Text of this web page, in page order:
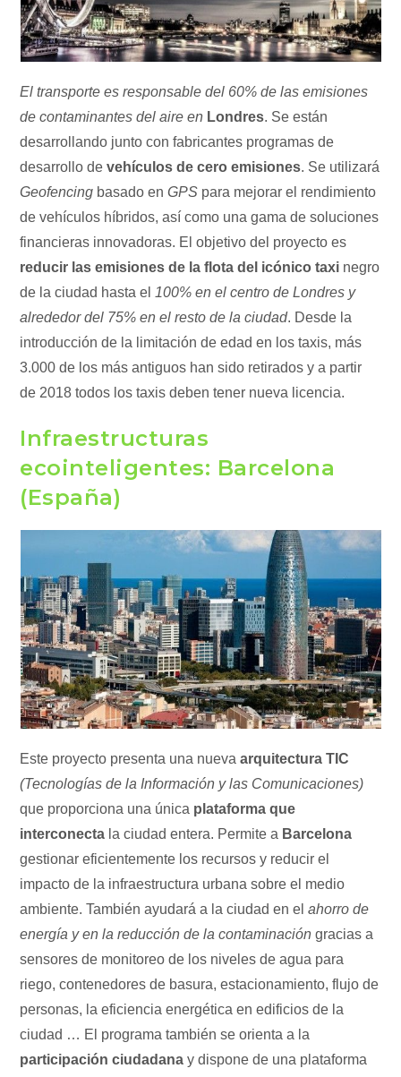
El transporte es responsable del 60% de las emisiones
de contaminantes del aire en Londres. Se están
desarrollando junto con fabricantes programas de
desarrollo devehículos de cero emisiones. Se utilizará
Geofencing basado enGPS para mejorar el rendimiento
de vehículos híbridos, así como una gama de soluciones
financieras innovadoras. El objetivo del proyecto es
reducir las emisiones de la flota del icónico taxi negro
de la ciudad hasta el 100% en el centro de Londres y
alrededor del 75% en el resto de la ciudad. Desde la
introducción de la limitación de edad en los taxis, más
3.000 de los más antiguos han sido retirados y a partir
de 2018 todos los taxis deben tener nueva licencia.
Infraestructuras
ecointeligentes: Barcelona
(España)
Este proyecto presenta una nuevaarquitectura TIC
(Tecnologías de la Información y las Comunicaciones)
que proporciona una única plataforma que
interconecta la ciudad entera. Permite a Barcelona
gestionar eficientemente los recursos y reducir el
impacto de la infraestructura urbana sobre el medio
ambiente. También ayudará a la ciudad en elahorro de
energía y en la reducción de la contaminación gracias a
sensores de monitoreo de los niveles de agua para
riego, contenedores de basura, estacionamiento, flujo de
personas, la eficiencia energética en edificios de la
ciudad … El programa también se orienta a la
participación ciudadana y dispone de una plataforma